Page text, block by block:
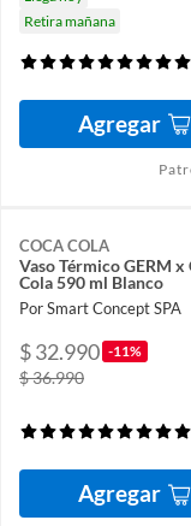
Retira mañana
Agregar
COCA COLA
Vaso Térmico GERM x
Cola 590 ml Blanco
Por Smart Concept SPA
$ 32.990 -11%
$ 36.990
Agregar